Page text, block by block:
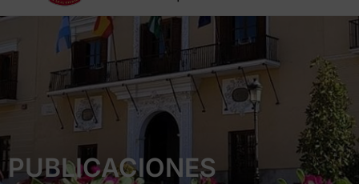
PUBLICACIONES